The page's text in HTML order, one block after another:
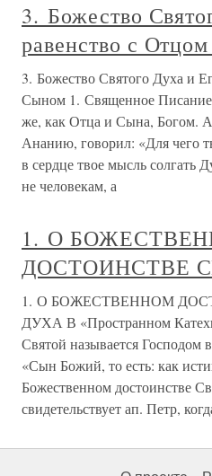
3. Божество
равенство с
3. Божество Святого Духа и
Сыном 1. Священное Писание
же, как Отца и Сына, Богом.
Ананию, говорил: «Для чего
в сердце твое мысль солгать
не человекам, а
1. О
ДОСТОИНСТВЕ
1. О БОЖЕСТВЕННОМ
ДУХА В «Пространном
Святой называется Господом
«Сын Божий, то есть: как
Божественном достоинстве
свидетельствует ап. Петр,